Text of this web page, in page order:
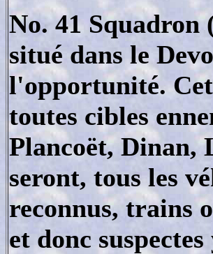
No. 41
situé dans le
l'opportunité.
toutes cibles
Plancoët, Dinan,
seront, tous les
reconnus, trains
et donc